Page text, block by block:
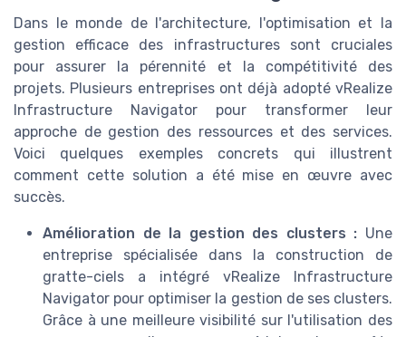
Dans le monde de l'architecture, l'optimisation et la
gestion efficace des infrastructures sont cruciales
pour assurer la pérennité et la compétitivité des
projets. Plusieurs entreprises ont déjà adopté vRealize
Infrastructure Navigator pour transformer leur
approche de gestion des ressources et des services.
Voici quelques exemples concrets qui illustrent
comment cette solution a été mise en œuvre avec
succès.
Amélioration de la gestion des clusters : Une
entreprise spécialisée dans la construction de
gratte-ciels a intégré vRealize Infrastructure
Navigator pour optimiser la gestion de ses clusters.
Grâce à une meilleure visibilité sur l'utilisation des